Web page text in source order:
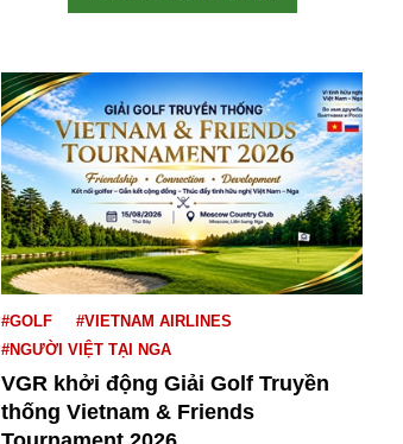
#GOLF
#VIETNAM AIRLINES
#NGƯỜI VIỆT TẠI NGA
VGR khởi động Giải Golf Truyền
thống Vietnam & Friends